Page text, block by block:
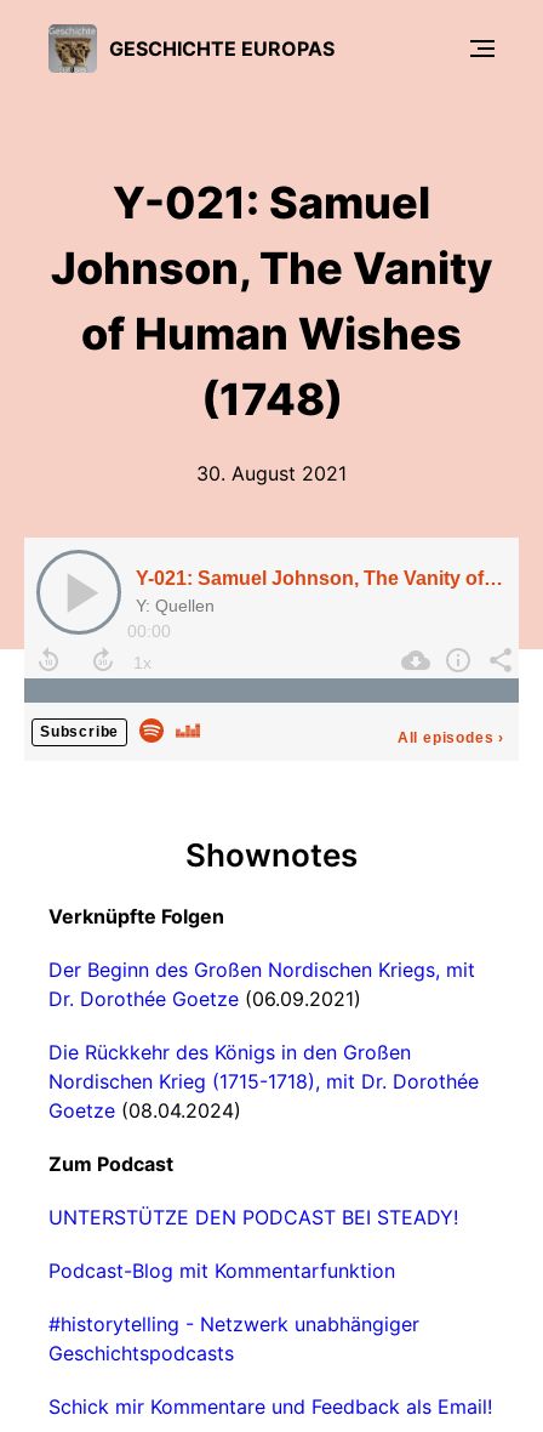
GESCHICHTE EUROPAS
Y-021: Samuel
Johnson, The Vanity
of Human Wishes
(1748)
30. August 2021
Y-021: Samuel Johnson, The Vanity of Human Wishes (1748)
Y: Quellen
00:00
Subscribe All episodes ›
Shownotes
Verknüpfte Folgen
Der Beginn des Großen Nordischen Kriegs, mit
Dr. Dorothée Goetze (06.09.2021)
Die Rückkehr des Königs in den Großen
Nordischen Krieg (1715-1718), mit Dr. Dorothée
Goetze (08.04.2024)
Zum Podcast
UNTERSTÜTZE DEN PODCAST BEI STEADY!
Podcast-Blog mit Kommentarfunktion
#historytelling - Netzwerk unabhängiger
Geschichtspodcasts
Schick mir Kommentare und Feedback als Email!